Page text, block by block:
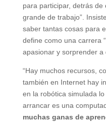
para participar, detrás
grande de trabajo”.
saber tantas cosas para
define como una carrera
apasionar y sorprender a
“Hay muchos recursos,
también en Internet hay
en la robótica simulada
arrancar es una
muchas ganas de